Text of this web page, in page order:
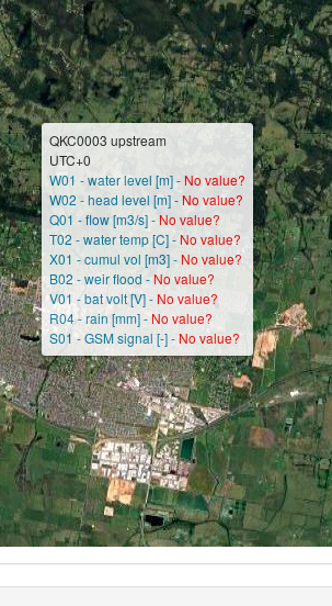
QKC0003 upstream
UTC+0
W01 - water level [m] -No value?
W02 - head level [m] -No value?
Q01 - flow [m3/s] - No value?
T02 - water temp [C] - No value?
X01 - cumul vol [m3] -No value?
B02 - weir flood - No value?
V01 - bat volt [V] -No value?
R04 - rain [mm] -No value?
S01 - GSM signal [-] -No value?